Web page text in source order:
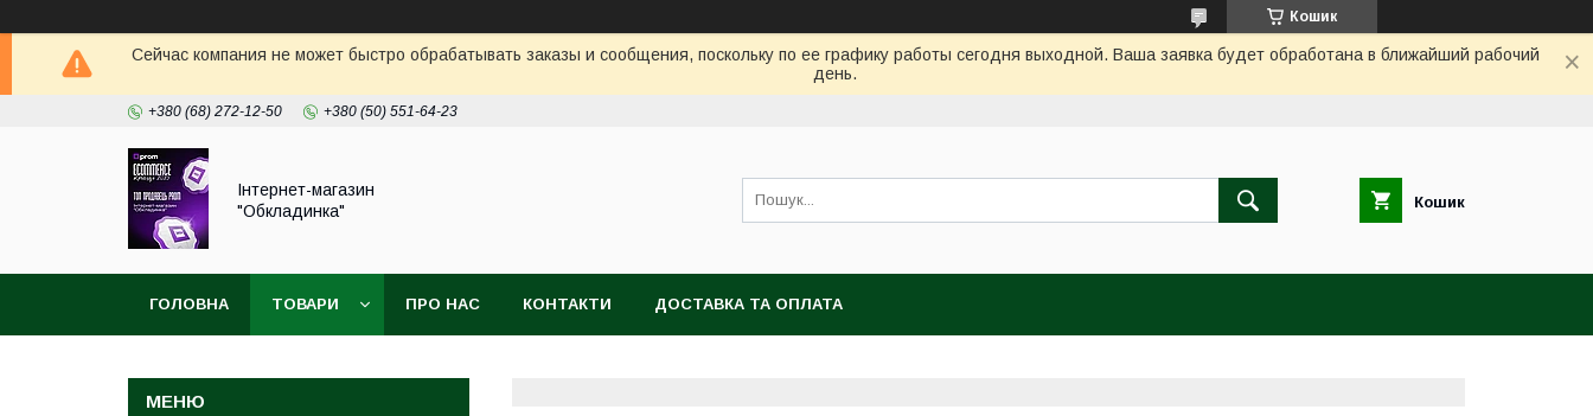
Кошик
Сейчас компания не может быстро обрабатывать заказы и сообщения, поскольку по ее графику работы сегодня выходной. Ваша заявка будет обработана в ближайший рабочий
день.
+380 (68) 272-12-50 +380 (50) 551-64-23
Інтернет-магазин
"Обкладинка"
Кошик
ГОЛОВНА ТОВАРИ ПРО НАС КОНТАКТИ ДОСТАВКА ТА ОПЛАТА